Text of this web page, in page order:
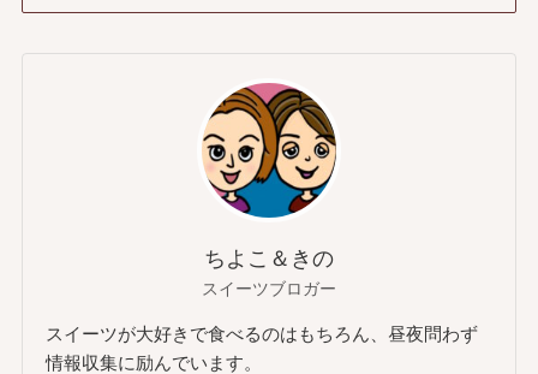
ちよこ＆きの
スイーツブロガー
スイーツが大好きで食べるのはもちろん、昼夜問わず
情報収集に励んでいます。